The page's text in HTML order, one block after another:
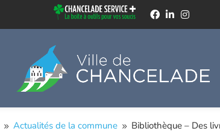
9 Actualités de la commune 9 Bibliothèque – Des